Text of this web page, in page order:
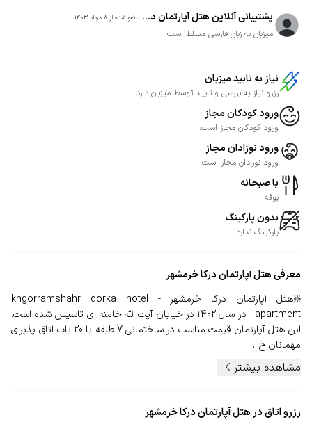
پشتیبانی آنلاین هتل آپارتمان د... عضو شده از 8 مرداد 1403
میزبان به زبان فارسی مسلط است
نیاز به تایید میزبان
رزرو نیاز به بررسی و تایید توسط میزبان دارد.
ورود کودکان مجاز
ورود کودکان مجاز است.
ورود نوزادان مجاز
ورود نوزادان مجاز است.
با صبحانه
بوفه
بدون پارکینگ
پارکینگ ندارد.
معرفیهتل آپارتمان درکا خرمشهر
❇️هتل آپارتمان درکا خرمشهر - khgorramshahr dorka hotel
apartment - در سال 1402 در خیابان آیت الله خامنه ای تاسیس شده است.
این هتل آپارتمان قیمت مناسب در ساختمانی 7 طبقه با 20 باب اتاق پذیرای
مهمانان خ...
مشاهده بیشتر
رزرو اتاق در هتل آپارتمان درکا خرمشهر